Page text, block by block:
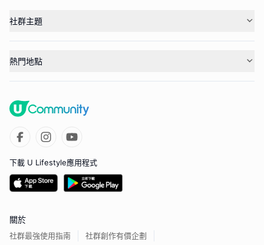
社群主題
熱門地點
下載 U Lifestyle應用程式
關於
社群最強使用指南 社群創作有價企劃